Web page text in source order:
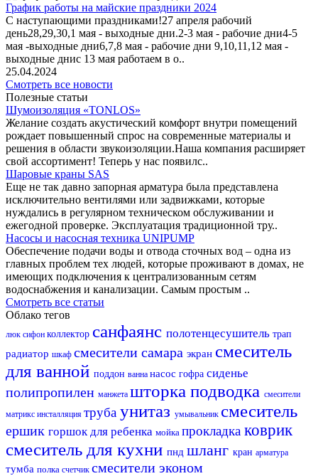
График работы на майские праздники 2024
С наступающими праздниками!27 апреля рабочий
день28,29,30,1 мая - выходные дни.2-3 мая - рабочие дни4-5
мая -выходные дни6,7,8 мая - рабочие дни 9,10,11,12 мая -
выходные днис 13 мая работаем в о..
25.04.2024
Смотреть все новости
Полезные статьи
Шумоизоляция «TONLOS»
Желание создать акустический комфорт внутри помещений
рождает повышенный спрос на современные материалы и
решения в области звукоизоляции.Наша компания расширяет
свой ассортимент! Теперь у нас появилс..
Шаровые краны SAS
Еще не так давно запорная арматура была представлена
исключительно вентилями или задвижками, которые
нуждались в регулярном техническом обслуживании и
ежегодной проверке. Эксплуатация традиционной тру..
Насосы и насосная техника UNIPUMP
Обеспечение подачи воды и отвода сточных вод – одна из
главных проблем тех людей, которые проживают в домах, не
имеющих подключения к централизованным сетям
водоснабжения и канализации. Самым простым ..
Смотреть все статьи
Облако тегов
люк сифон коллектор санфаянс полотенцесушитель трап
радиатор шкаф смесители самара экран смеситель
для ванной поддон ванна насос гофра сиденье
полипропилен манжета шторка подводка смесители
матрикс инсталляция труба унитаз умывальник смеситель
ершик горшок для ребенка мойка прокладка коврик
смеситель для кухни пнд шланг кран арматура
тумба полка счетчик смесители эконом